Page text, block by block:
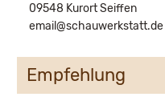
09548 Kurort Seiffen
email@schauwerkstatt.de
Empfehlung